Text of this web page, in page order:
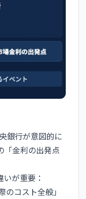
銀行が意図的に
「金利の出発点
が重要：
コスト全般」